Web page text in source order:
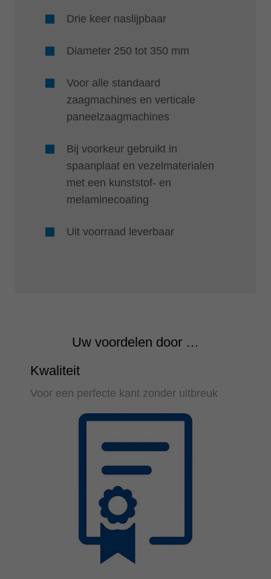
Drie keer naslijpbaar
Diameter 250 tot 350 mm
Voor alle standaard
zaagmachines en verticale
paneelzaagmachines
Bij voorkeur gebruikt in
spaanplaat en vezelmaterialen
met een kunststof- en
melaminecoating
Uit voorraad leverbaar
Uw voordelen door …
Kwaliteit
Voor een perfecte kant zonder uitbreuk